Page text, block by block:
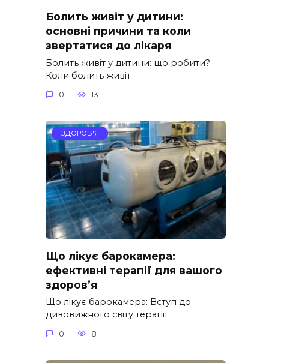
Болить живіт у дитини:
основні причини та коли
звертатися до лікаря
Болить живіт у дитини: що робити?
Коли болить живіт
0 13
ЗДОРОВ'Я
Що лікує барокамера:
ефективні терапії для вашого
здоров’я
Що лікує барокамера: Вступ до
дивовижного світу терапії
0 8